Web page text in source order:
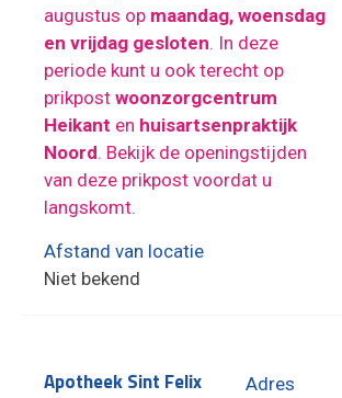
augustus op maandag, woensdag
en vrijdag gesloten. In deze
periode kunt u ook terecht op
prikpost woonzorgcentrum
Heikant en huisartsenpraktijk
Noord. Bekijk de openingstijden
van deze prikpost voordat u
langskomt.
Afstand van locatie
Niet bekend
Apotheek Sint Felix
Adres